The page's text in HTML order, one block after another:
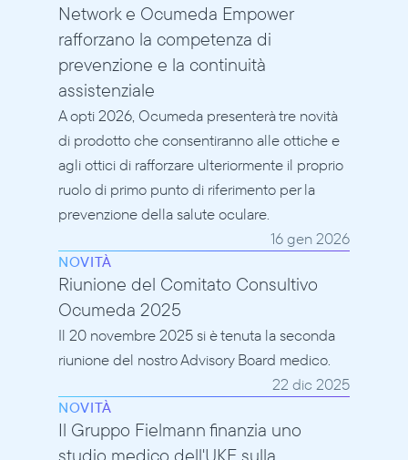
Network e Ocumeda Empower
rafforzano la competenza di
prevenzione e la continuità
assistenziale
A opti 2026, Ocumeda presenterà tre novità
di prodotto che consentiranno alle ottiche e
agli ottici di rafforzare ulteriormente il proprio
ruolo di primo punto di riferimento per la
prevenzione della salute oculare.
16 gen 2026
NOVITÀ
Riunione del Comitato Consultivo
Ocumeda 2025
Il 20 novembre 2025 si è tenuta la seconda
riunione del nostro Advisory Board medico.
22 dic 2025
NOVITÀ
Il Gruppo Fielmann finanzia uno
studio medico dell'UKE sulla